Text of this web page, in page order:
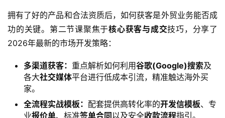
拥有了好的产品和合法资质后，如何获客是外贸业务能否成
功的关键。第二节课聚焦于核心获客与成交技巧，分享了
2026年最新的市场开发策略：
多渠道获客： 重点解析如何利用谷歌(Google)搜索及
各大社交媒体平台进行低成本引流，精准触达海外买
家。
全流程实战模板： 配套提供高转化率的开发信模板、专
业报价单、标准签单合同 以及安全收款流程指引。